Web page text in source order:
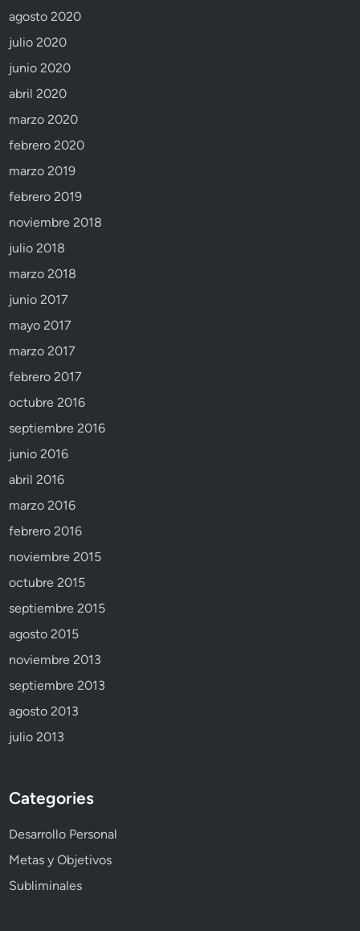
agosto 2020
julio 2020
junio 2020
abril 2020
marzo 2020
febrero 2020
marzo 2019
febrero 2019
noviembre 2018
julio 2018
marzo 2018
junio 2017
mayo 2017
marzo 2017
febrero 2017
octubre 2016
septiembre 2016
junio 2016
abril 2016
marzo 2016
febrero 2016
noviembre 2015
octubre 2015
septiembre 2015
agosto 2015
noviembre 2013
septiembre 2013
agosto 2013
julio 2013
Categories
Desarrollo Personal
Metas y Objetivos
Subliminales